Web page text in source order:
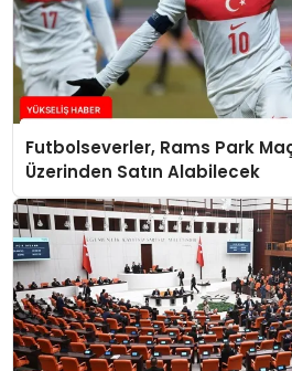
Futbolseverler, Rams Park
Üzerinden Satın Alabilecek